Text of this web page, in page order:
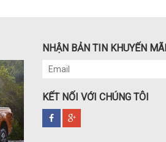
NHẬN BẢN TIN KHUYẾN MÃI
KẾT NỐI VỚI CHÚNG TÔI